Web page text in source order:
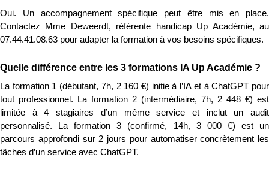
Oui. Un accompagnement spécifique peut être mis en place.
Contactez Mme Deweerdt, référente handicap Up Académie, au
07.44.41.08.63 pour adapter la formation à vos besoins spécifiques.
Quelle différence entre les 3 formations IA Up Académie ?
La formation 1 (débutant, 7h, 2 160 €) initie à l’IA et à ChatGPT pour
tout professionnel. La formation 2 (intermédiaire, 7h, 2 448 €) est
limitée à 4 stagiaires d’un même service et inclut un audit
personnalisé. La formation 3 (confirmé, 14h, 3 000 €) est un
parcours approfondi sur 2 jours pour automatiser concrètement les
tâches d’un service avec ChatGPT.